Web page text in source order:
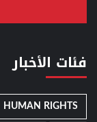
فئات الأخبار
HUMAN RIGHTS